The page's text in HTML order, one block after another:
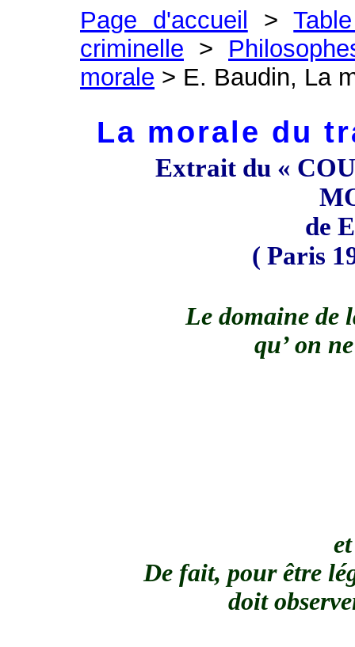
Page d'accueil >
criminelle >
morale > E. Baudin, La
La morale du
Extrait du «
de
( Paris
Le domaine de
qu’ on
De fait, pour être
doit